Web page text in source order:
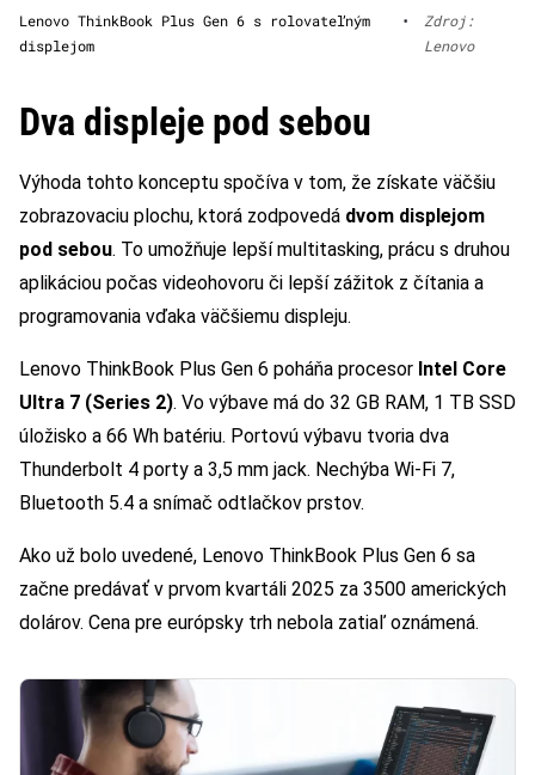
Lenovo ThinkBook Plus Gen 6 s rolovateľným
displejom
•
Zdroj:
Lenovo
Dva displeje pod sebou
Výhoda tohto konceptu spočíva v tom, že získate väčšiu
zobrazovaciu plochu, ktorá zodpovedá dvom displejom
pod sebou. To umožňuje lepší multitasking, prácu s druhou
aplikáciou počas videohovoru či lepší zážitok z čítania a
programovania vďaka väčšiemu displeju.
Lenovo ThinkBook Plus Gen 6 poháňa procesor Intel Core
Ultra 7 (Series 2). Vo výbave má do 32 GB RAM, 1 TB SSD
úložisko a 66 Wh batériu. Portovú výbavu tvoria dva
Thunderbolt 4 porty a 3,5 mm jack. Nechýba Wi-Fi 7,
Bluetooth 5.4 a snímač odtlačkov prstov.
Ako už bolo uvedené, Lenovo ThinkBook Plus Gen 6 sa
začne predávať v prvom kvartáli 2025 za 3500 amerických
dolárov. Cena pre európsky trh nebola zatiaľ oznámená.